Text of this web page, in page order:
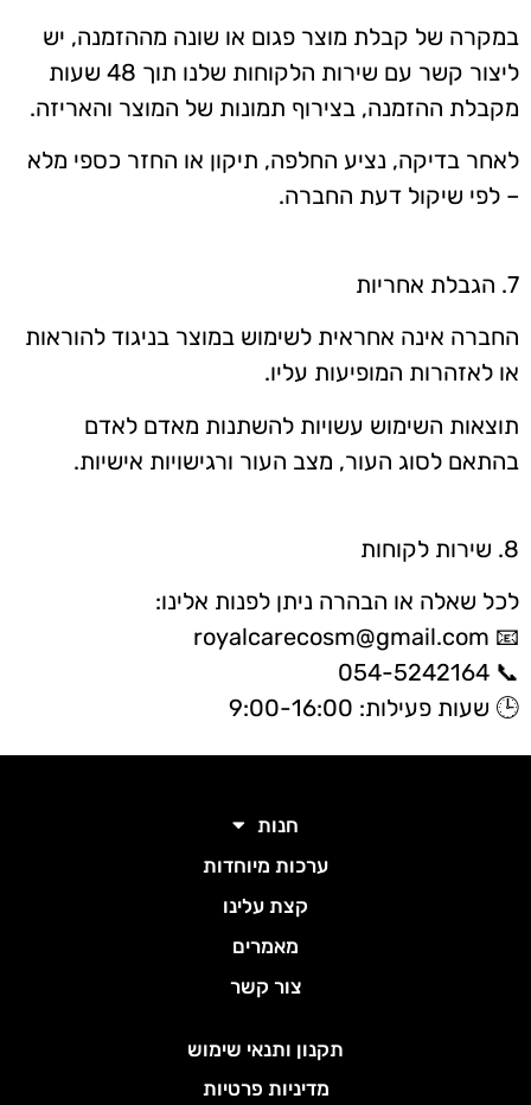
במקרה של קבלת מוצר פגום או שונה מההזמנה, יש
ליצור קשר עם שירות הלקוחות שלנו תוך 48 שעות
מקבלת ההזמנה, בצירוף תמונות של המוצר והאריזה.
לאחר בדיקה, נציע החלפה, תיקון או החזר כספי מלא
– לפי שיקול דעת החברה.
7. הגבלת אחריות
החברה אינה אחראית לשימוש במוצר בניגוד להוראות
או לאזהרות המופיעות עליו.
תוצאות השימוש עשויות להשתנות מאדם לאדם
בהתאם לסוג העור, מצב העור ורגישויות אישיות.
8. שירות לקוחות
לכל שאלה או הבהרה ניתן לפנות אלינו:
📧 royalcarecosm@gmail.com
📞 054-5242164
🕒 שעות פעילות: 9:00-16:00
חנות
ערכות מיוחדות
קצת עלינו
מאמרים
צור קשר
תקנון ותנאי שימוש
מדיניות פרטיות